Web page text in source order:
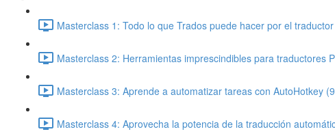
Masterclass 1: Todo lo que Trados puede hacer por el
Masterclass 2: Herramientas imprescindibles para traductores
Masterclass 3: Aprende a automatizar tareas con AutoHotkey
Masterclass 4: Aprovecha la potencia de la traducción